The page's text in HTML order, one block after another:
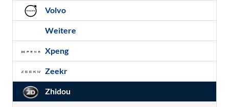
Volvo
Weitere
Xpeng
Zeekr
Zhidou